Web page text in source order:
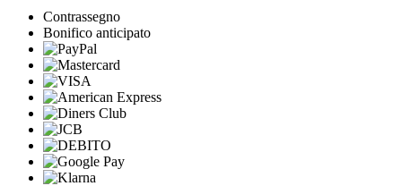
Contrassegno
Bonifico anticipato